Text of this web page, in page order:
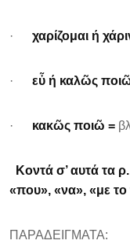
· χαρίζομαι ή
· εὖ ή καλῶς
· κακῶς ποιῶ =
Κοντά σ’ αυτά τα
«που», «να», «με
ΠΑΡΑΔΕΙΓΜΑΤΑ: